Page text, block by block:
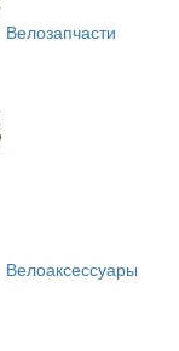
Велозапчасти
Велоаксессуары